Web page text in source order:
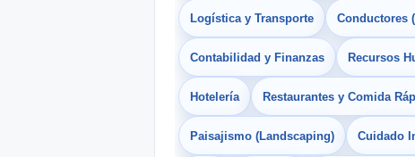
Logística y Transporte Conductores
Contabilidad y Finanzas Recursos
Hotelería Restaurantes y Comida
Paisajismo (Landscaping) Cuidado